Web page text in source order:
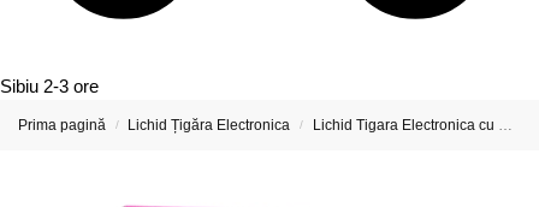
Sibiu 2-3 ore
Prima pagină / Lichid Țigăra Electronica / Lichid Tigara Electronica cu Nicotina